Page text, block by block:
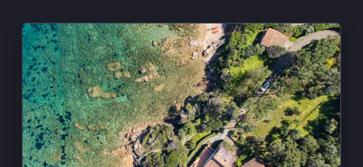
Voir le bien